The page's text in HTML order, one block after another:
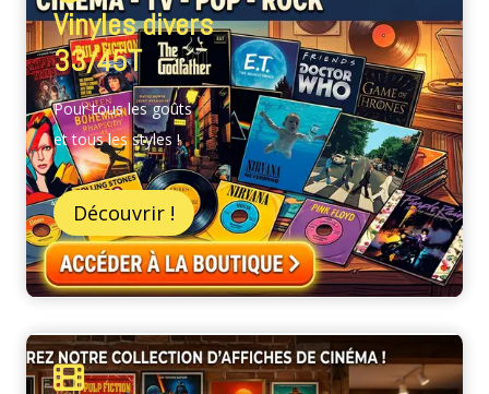
Vinyles divers
33/45T
Pour tous les goûts
et tous les styles !
Découvrir !